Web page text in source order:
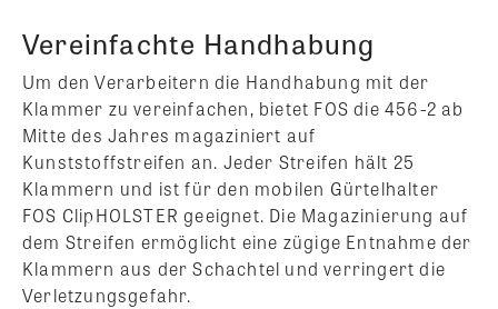
Vereinfachte Handhabung
Um den Verarbeitern die Handhabung mit der
Klammer zu vereinfachen, bietet FOS die 456-2 ab
Mitte des Jahres magaziniert auf
Kunststoffstreifen an. Jeder Streifen hält 25
Klammern und ist für den mobilen Gürtelhalter
FOS ClipHOLSTER geeignet. Die Magazinierung auf
dem Streifen ermöglicht eine zügige Entnahme der
Klammern aus der Schachtel und verringert die
Verletzungsgefahr.